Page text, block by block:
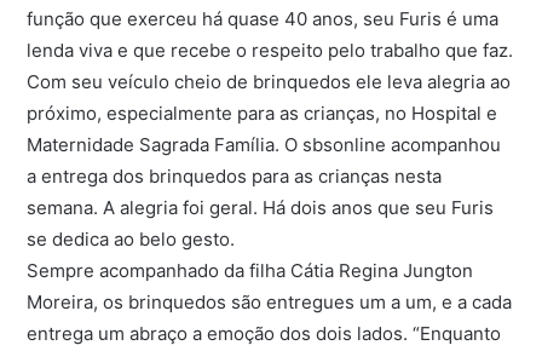
função que exerceu há quase 40 anos, seu Furis é uma
lenda viva e que recebe o respeito pelo trabalho que faz.
Com seu veículo cheio de brinquedos ele leva alegria ao
próximo, especialmente para as crianças, no Hospital e
Maternidade Sagrada Família. O sbsonline acompanhou
a entrega dos brinquedos para as crianças nesta
semana. A alegria foi geral. Há dois anos que seu Furis
se dedica ao belo gesto.
Sempre acompanhado da filha Cátia Regina Jungton
Moreira, os brinquedos são entregues um a um, e a cada
entrega um abraço a emoção dos dois lados. “Enquanto